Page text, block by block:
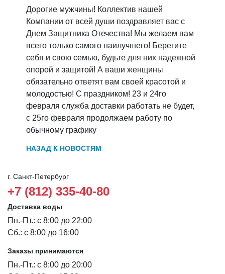
Дорогие мужчины! Коллектив нашей
Компании от всей души поздравляет вас с
Днем Защитника Отечества! Мы желаем вам
всего только самого наилучшего! Берегите
себя и свою семью, будьте для них надежной
опорой и защитой! А ваши женщины
обязательно ответят вам своей красотой и
молодостью! С праздником! 23 и 24го
февраля служба доставки работать не будет,
с 25го февраля продолжаем работу по
обычному графику
НАЗАД К НОВОСТЯМ
г. Санкт-Петербург
+7 (812) 335-40-80
Доставка воды
Пн.-Пт.: с 8:00 до 22:00
Сб.: с 8:00 до 16:00
Заказы принимаются
Пн.-Пт.: с 8:00 до 20:00